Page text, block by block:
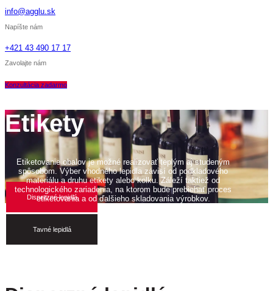
info@agglu.sk
Napíšte nám
+421 43 490 17 17
Zavolajte nám
Konzultácia zadarmo
Etikety
Etiketovanie obalov je možné realizovať teplým aj studeným
spôsobom. Výber vhodného lepidla závisí od podkladového
materiálu a druhu etikety alebo kolku. Záleží taktiež od
technologického zariadenia, na ktorom bude prebiehať proces
etiketovania a od ďalšieho skladovania výrobkov.
Disperzné lepidlá
Tavné lepidlá